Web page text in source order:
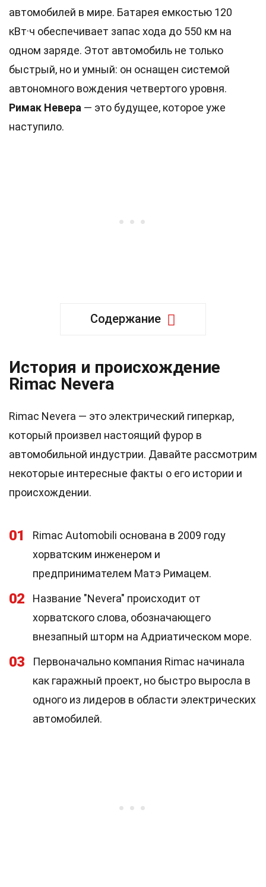
автомобилей в мире. Батарея емкостью 120
кВт·ч обеспечивает запас хода до 550 км на
одном заряде. Этот автомобиль не только
быстрый, но и умный: он оснащен системой
автономного вождения четвертого уровня.
Римак Невера — это будущее, которое уже
наступило.
Содержание
История и происхождение
Rimac Nevera
Rimac Nevera — это электрический гиперкар,
который произвел настоящий фурор в
автомобильной индустрии. Давайте рассмотрим
некоторые интересные факты о его истории и
происхождении.
01
Rimac Automobili основана в 2009 году
хорватским инженером и
предпринимателем Матэ Римацем.
02
Название "Nevera" происходит от
хорватского слова, обозначающего
внезапный шторм на Адриатическом море.
03
Первоначально компания Rimac начинала
как гаражный проект, но быстро выросла в
одного из лидеров в области электрических
автомобилей.